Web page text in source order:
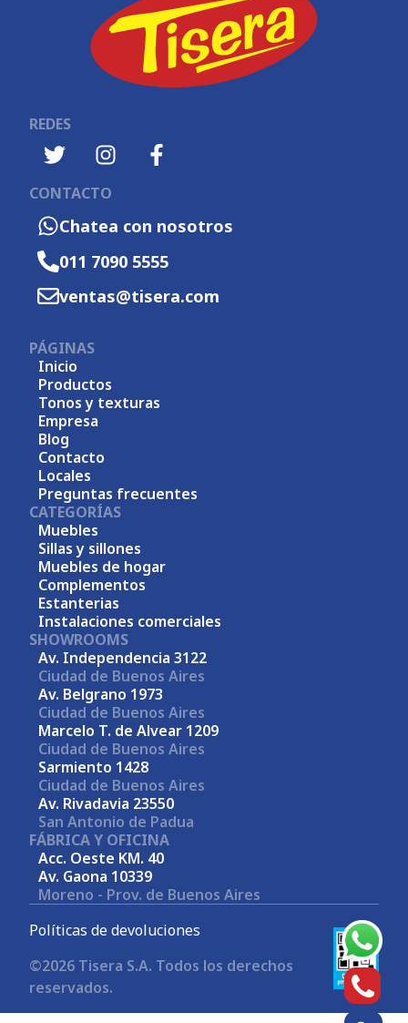
REDES
CONTACTO
Chatea con nosotros
011 7090 5555
ventas@tisera.com
PÁGINAS
Inicio
Productos
Tonos y texturas
Empresa
Blog
Contacto
Locales
Preguntas frecuentes
CATEGORÍAS
Muebles
Sillas y sillones
Muebles de hogar
Complementos
Estanterias
Instalaciones comerciales
SHOWROOMS
Av. Independencia 3122
Ciudad de Buenos Aires
Av. Belgrano 1973
Ciudad de Buenos Aires
Marcelo T. de Alvear 1209
Ciudad de Buenos Aires
Sarmiento 1428
Ciudad de Buenos Aires
Av. Rivadavia 23550
San Antonio de Padua
FÁBRICA Y OFICINA
Acc. Oeste KM. 40
Av. Gaona 10339
Moreno - Prov. de Buenos Aires
©2026 Tisera S.A. Todos los derechos
reservados.
Políticas de devoluciones